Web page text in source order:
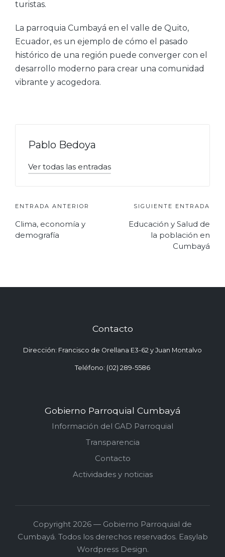
turistas.
La parroquia Cumbayá en el valle de Quito,
Ecuador, es un ejemplo de cómo el pasado
histórico de una región puede converger con el
desarrollo moderno para crear una comunidad
vibrante y acogedora.
Pablo Bedoya
Ver todas las entradas
Navegación
de
ENTRADA ANTERIOR
Clima, economía y
demografía
SIGUIENTE ENTRADA
Educación y Salud de
la población en
Cumbayá
Contacto
Dirección: Francisco de Orellana E3-62 y Juan Montalvo
Teléfono: (02) 289-5586
Gobierno Parroquial Cumbayá
Información del GAD Parroquial
Transparencia
Contacto
Actividades y noticias
Copyright 2026 — Gobierno Parroquial de
Cumbayá. Todos los derechos reservados. Easylab
Wordpress Design.